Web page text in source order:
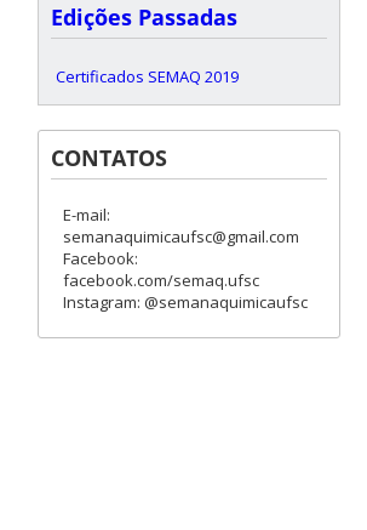
Edições Passadas
Certificados SEMAQ 2019
CONTATOS
E-mail:
semanaquimicaufsc@gmail.com
Facebook:
facebook.com/semaq.ufsc
Instagram: @semanaquimicaufsc